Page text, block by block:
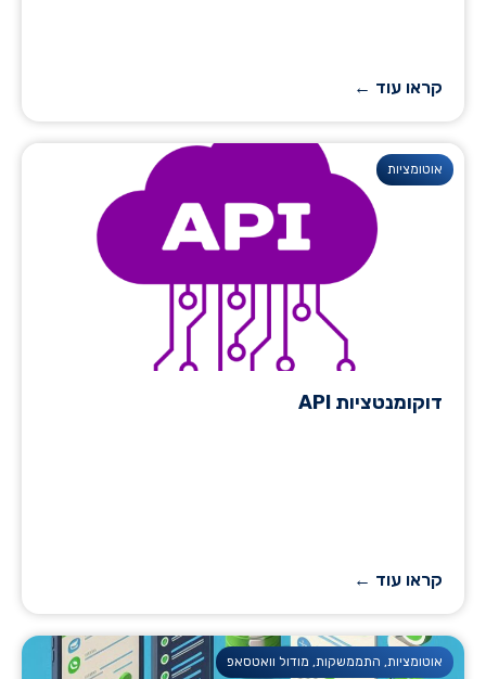
קראו עוד ←
אוטומציות
דוקומנטציות API
קראו עוד ←
אוטומציות, התממשקות, מודול וואטסאפ